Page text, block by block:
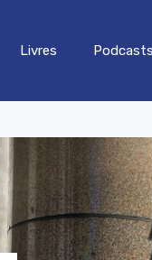
Livres Podcasts